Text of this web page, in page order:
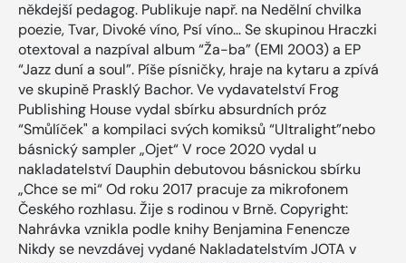
někdejší pedagog. Publikuje např. na Nedělní chvilka
poezie, Tvar, Divoké víno, Psí víno… Se skupinou Hraczki
otextoval a nazpíval album “Ža-ba” (EMI 2003) a EP
“Jazz duní a soul”. Píše písničky, hraje na kytaru a zpívá
ve skupině Prasklý Bachor. Ve vydavatelství Frog
Publishing House vydal sbírku absurdních próz
“Smůlíček" a kompilaci svých komiksů “Ultralight”nebo
básnický sampler „Ojet“ V roce 2020 vydal u
nakladatelství Dauphin debutovou básnickou sbírku
„Chce se mi“ Od roku 2017 pracuje za mikrofonem
Českého rozhlasu. Žije s rodinou v Brně. Copyright:
Nahrávka vznikla podle knihy Benjamina Fenencze
Nikdy se nevzdávej vydané Nakladatelstvím JOTA v